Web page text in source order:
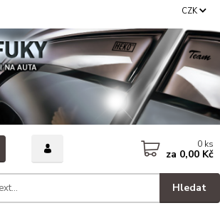
CZK
Hledat
0 ks
za 0,00 Kč